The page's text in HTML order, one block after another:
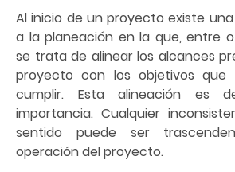
Al inicio de un proyecto existe
a la planeación en la que, entre
se trata de alinear los alcances
proyecto con los objetivos que
cumplir. Esta alineación es
importancia. Cualquier
sentido puede ser
operación del proyecto.